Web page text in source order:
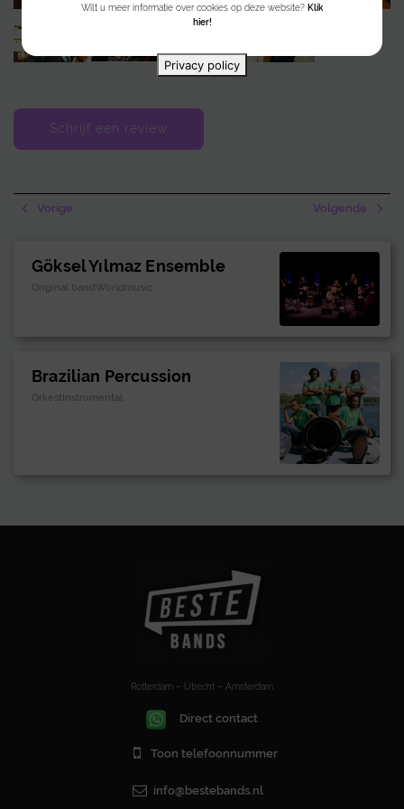
Perfect voor Halloween-feesten, horrorparty’s of bedrijfsavonden,
combineert de Zombie Act schrikmomenten, interactieve fun en
onvergetelijke entertainmentervaringen.
Schrijf een review
Vorige Volgende
Göksel Yılmaz Ensemble
Original bandWorldmusic
Brazilian Percussion
OrkestInstrumental
Rotterdam – Utrecht – Amsterdam
Direct contact
Toon telefoonnummer
info@bestebands.nl
Wilt u meer informatie over cookies op deze website? Klik
hier!
Privacy policy